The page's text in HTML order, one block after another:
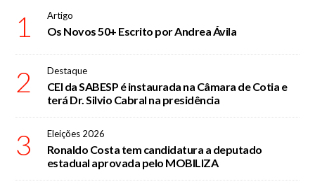
1 Artigo
Os Novos 50+ Escrito por Andrea Ávila
2 Destaque
CEI da SABESP é instaurada na Câmara de Cotia e
terá Dr. Silvio Cabral na presidência
3 Eleições 2026
Ronaldo Costa tem candidatura a deputado
estadual aprovada pelo MOBILIZA